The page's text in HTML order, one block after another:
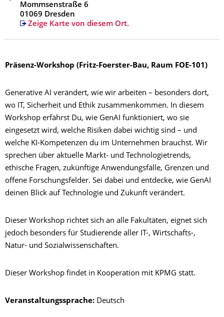
Mommsenstraße 6
01069 Dresden
Zeige Karte von diesem Ort.
Präsenz-Workshop (Fritz-Foerster-Bau, Raum FOE-101)
Generative AI verändert, wie wir arbeiten – besonders dort,
wo IT, Sicherheit und Ethik zusammenkommen. In diesem
Workshop erfährst Du, wie GenAI funktioniert, wo sie
eingesetzt wird, welche Risiken dabei wichtig sind – und
welche KI-Kompetenzen du im Unternehmen brauchst. Wir
sprechen über aktuelle Markt- und Technologietrends,
ethische Fragen, zukünftige Anwendungsfälle, Grenzen und
offene Forschungsfelder. Sei dabei und entdecke, wie GenAI
deinen Blick auf Technologie und Zukunft verändert.
Dieser Workshop richtet sich an alle Fakultäten, eignet sich
jedoch besonders für Studierende aller IT-, Wirtschafts-,
Natur- und Sozialwissenschaften.
Dieser Workshop findet in Kooperation mit KPMG statt.
Veranstaltungssprache: Deutsch